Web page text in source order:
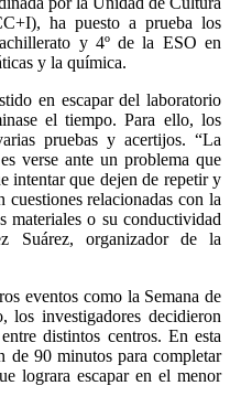
ha puesto a prueba los
y 4º de la ESO en
y la química.
en escapar del laboratorio
el tiempo. Para ello, los
pruebas y acertijos. “La
verse ante un problema que
intentar que dejen de repetir y
relacionadas con la
materiales o su conductividad
Suárez, organizador de la
eventos como la Semana de
investigadores decidieron
distintos centros. En esta
de 90 minutos para completar
lograra escapar en el menor